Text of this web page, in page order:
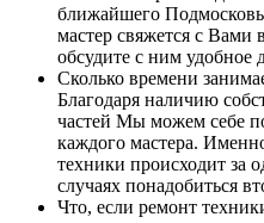
ближайшего
мастер свяжется с
обсудите с ним удобное
Сколько времени
Благодаря наличию
частей Мы можем себе
каждого мастера.
техники происходит за
случаях понадобиться
Что, если ремонт